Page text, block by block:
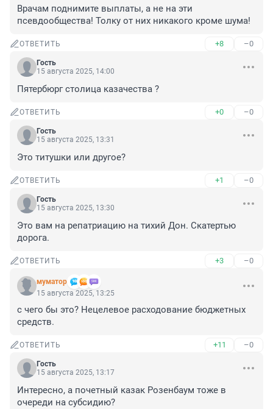
Врачам поднимите выплаты, а не на эти
псевдообщества! Толку от них никакого кроме шума!
ОТВЕТИТЬ +8 –0
Гость
15 августа 2025, 14:00
Пятербюрг столица казачества ?
ОТВЕТИТЬ +0 –0
Гость
15 августа 2025, 13:31
Это титушки или другое?
ОТВЕТИТЬ +1 –0
Гость
15 августа 2025, 13:30
Это вам на репатриацию на тихий Дон. Скатертью
дорога.
ОТВЕТИТЬ +3 –0
муматор
15 августа 2025, 13:25
с чего бы это? Нецелевое расходование бюджетных
средств.
ОТВЕТИТЬ +11 –0
Гость
15 августа 2025, 13:17
Интересно, а почетный казак Розенбаум тоже в
очереди на субсидию?